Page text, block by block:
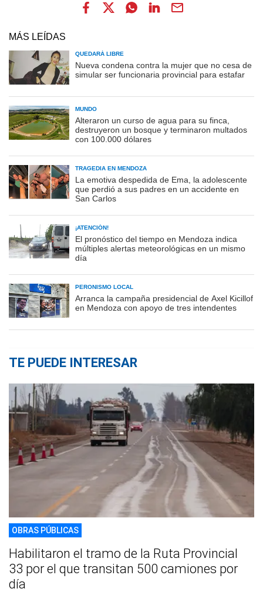
MÁS LEÍDAS
QUEDARÁ LIBRE
Nueva condena contra la mujer que no cesa de
simular ser funcionaria provincial para estafar
MUNDO
Alteraron un curso de agua para su finca,
destruyeron un bosque y terminaron multados
con 100.000 dólares
TRAGEDIA EN MENDOZA
La emotiva despedida de Ema, la adolescente
que perdió a sus padres en un accidente en
San Carlos
¡ATENCIÓN!
El pronóstico del tiempo en Mendoza indica
múltiples alertas meteorológicas en un mismo
día
PERONISMO LOCAL
Arranca la campaña presidencial de Axel Kicillof
en Mendoza con apoyo de tres intendentes
TE PUEDE INTERESAR
OBRAS PÚBLICAS
Habilitaron el tramo de la Ruta Provincial
33 por el que transitan 500 camiones por
día